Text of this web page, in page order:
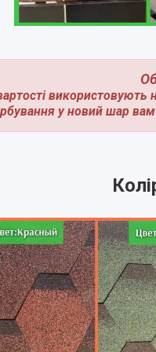
у новий шар